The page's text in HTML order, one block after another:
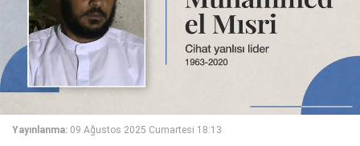
Yayınlanma: 09 Ağustos 2025 Cumartesi 18:13